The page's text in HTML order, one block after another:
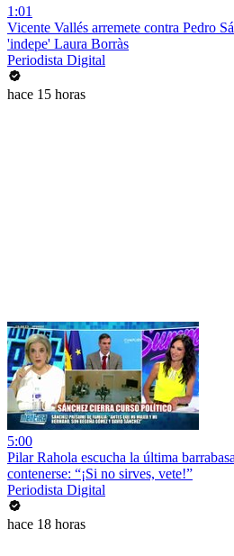
1:01
Vicente Vallés arremete contra Pedro
'indepe' Laura Borràs
Periodista Digital
hace 15 horas
5:00
Pilar Rahola escucha la última
contenerse: “¡Si no sirves, vete!”
Periodista Digital
hace 18 horas